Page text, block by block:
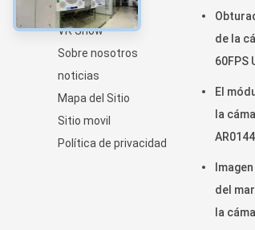
Productos
VR Show
Sobre nosotros
noticias
Mapa del Sitio
Sitio movil
Política de privacidad
de la
60FPS
El
la
del
la